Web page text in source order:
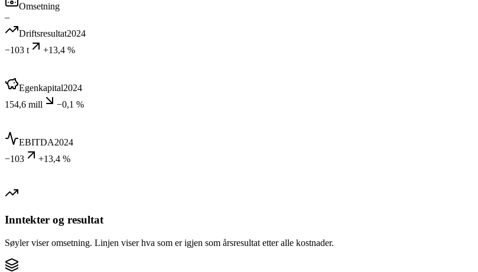
Omsetning
–
Driftsresultat2024
−103 t
+13,4 %
Egenkapital2024
154,6 mill
−0,1 %
EBITDA2024
−103
+13,4 %
Inntekter og resultat
Søyler viser omsetning. Linjen viser hva som er igjen som årsresultat etter alle kostnader.